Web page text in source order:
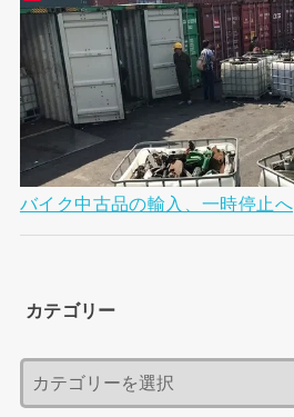
バイク中古品の輸入、一時停止へ
カテゴリー